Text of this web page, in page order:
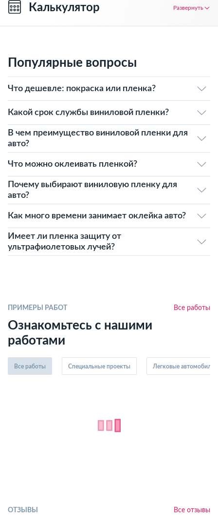
Калькулятор Развернуть
Популярные вопросы
Что дешевле: покраска или пленка?
Какой срок службы виниловой пленки?
В чем преимущество виниловой пленки для
авто?
Что можно оклеивать пленкой?
Почему выбирают виниловую пленку для
авто?
Как много времени занимает оклейка авто?
Имеет ли пленка защиту от
ультрафиолетовых лучей?
ПРИМЕРЫ РАБОТ Все работы
Ознакомьтесь с нашими
работами
Все работы Специальные проекты Легковые автомобили
ОТЗЫВЫ Все отзывы